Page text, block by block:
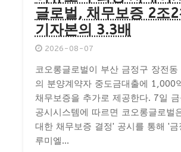
글로벌, 채무보증 2조
기자본의 3.3배
2026-08-07
코오롱글로벌이 부산 금정구 장전동
의 분양계약자 중도금대출에 1,000
채무보증을 추가로 제공한다. 7일
공시시스템에 따르면 코오롱글로벌
대한 채무보증 결정' 공시를 통해 '금
루미엘...